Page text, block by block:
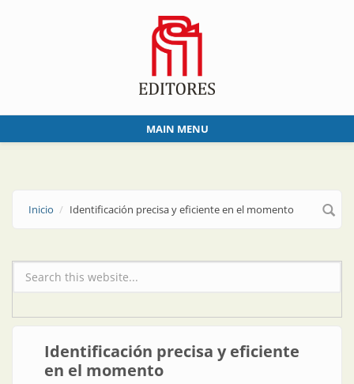
MAIN MENU
Inicio Identificación precisa y eficiente en el momento
Formulario de búsqueda
Identificación precisa y eficiente
en el momento